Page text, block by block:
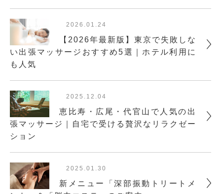
2026.01.24
【2026年最新版】東京で失敗しな
い出張マッサージおすすめ5選｜ホテル利用に
も人気
2025.12.04
恵比寿・広尾・代官山で人気の出
張マッサージ｜自宅で受ける贅沢なリラクゼー
ション
2025.01.30
新メニュー「深部振動トリートメ